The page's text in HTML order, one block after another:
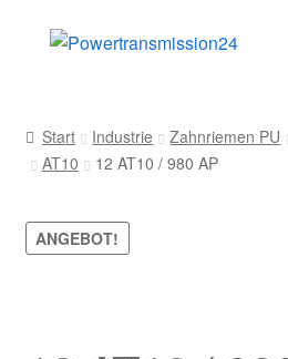
Zur
Zum
AGB
Blog
Start Industrie Zahnriemen PU
AT10
12 AT10 / 980 AP
ANGEBOT!